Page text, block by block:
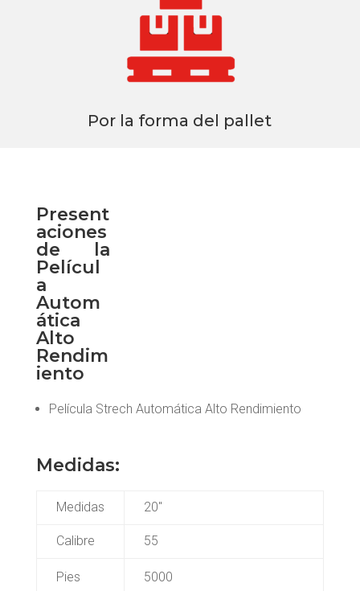
Por la forma del pallet
Present
aciones
de la
Películ
a
Autom
ática
Alto
Rendim
iento
Película Strech Automática Alto Rendimiento
Medidas:
Medidas 20″
Calibre 55
Pies 5000